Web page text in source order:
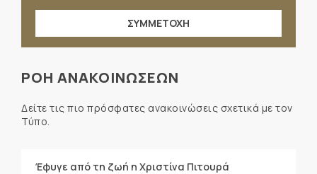
ΣΥΜΜΕΤΟΧΗ
ΡΟΗ ΑΝΑΚΟΙΝΩΣΕΩΝ
Δείτε τις πιο πρόσφατες ανακοινώσεις σχετικά με τον
Τύπο.
Έφυγε από τη ζωή η Χριστίνα Πιτουρά